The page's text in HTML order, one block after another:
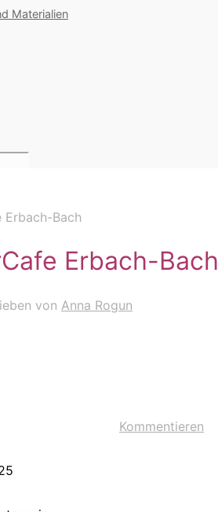
Materialien
Erbach-Bach
Erbach-Bach
von Anna Rogun
Kommentieren